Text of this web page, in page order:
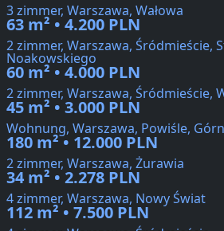
3 zimmer, Warszawa, Wałowa
63 m² • 4.200 PLN
2 zimmer, Warszawa, Śródmieście,
Noakowskiego
60 m² • 4.000 PLN
2 zimmer, Warszawa, Śródmieście,
45 m² • 3.000 PLN
Wohnung, Warszawa, Powiśle,
180 m² • 12.000 PLN
2 zimmer, Warszawa, Żurawia
34 m² • 2.278 PLN
4 zimmer, Warszawa, Nowy Świat
112 m² • 7.500 PLN